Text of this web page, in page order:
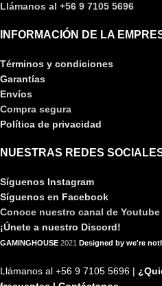
Llámanos al +56 9 7105 5696
INFORMACIÓN DE LA
Términos y condiciones
Garantías
Envíos
Compra segura
Política de privacidad
NUESTRAS REDES
Síguenos Instagram
Síguenos en Facebook
Conoce nuestro canal de Youtube
¡Únete a nuestro Discord!
GAMINGHOUSE 2021 Designed by we're
Llámanos al +56 9 7105 5696 |